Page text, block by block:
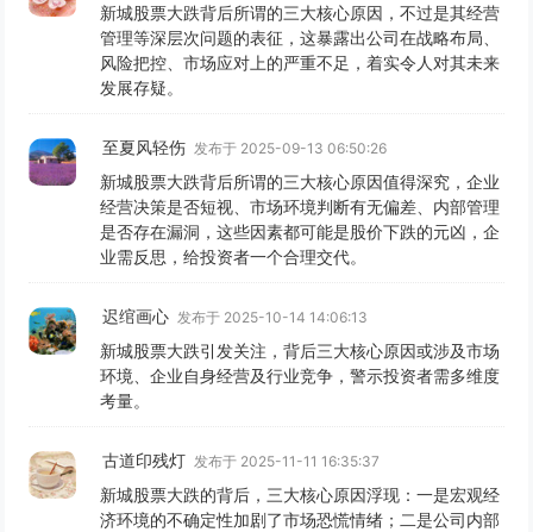
新城股票大跌背后所谓的三大核心原因，不过是其经营
管理等深层次问题的表征，这暴露出公司在战略布局、
风险把控、市场应对上的严重不足，着实令人对其未来
发展存疑。
至夏风轻伤 发布于 2025-09-13 06:50:26
新城股票大跌背后所谓的三大核心原因值得深究，企业
经营决策是否短视、市场环境判断有无偏差、内部管理
是否存在漏洞，这些因素都可能是股价下跌的元凶，企
业需反思，给投资者一个合理交代。
迟绾画心 发布于 2025-10-14 14:06:13
新城股票大跌引发关注，背后三大核心原因或涉及市场
环境、企业自身经营及行业竞争，警示投资者需多维度
考量。
古道印残灯 发布于 2025-11-11 16:35:37
新城股票大跌的背后，三大核心原因浮现：一是宏观经
济环境的不确定性加剧了市场恐慌情绪；二是公司内部